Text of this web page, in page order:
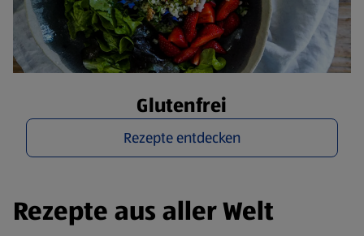
Glutenfrei
Rezepte entdecken
Rezepte aus aller Welt